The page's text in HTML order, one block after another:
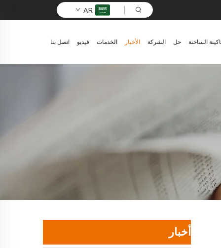
AR
الساخنة حل الشركة الأخبار الخدمات فيديو اتصل بنا
أخبار